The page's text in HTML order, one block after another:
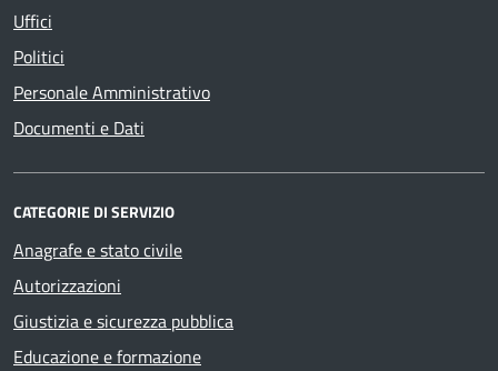
Uffici
Politici
Personale Amministrativo
Documenti e Dati
CATEGORIE DI SERVIZIO
Anagrafe e stato civile
Autorizzazioni
Giustizia e sicurezza pubblica
Educazione e formazione